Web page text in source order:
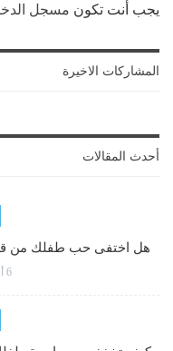
يجب أنت تكون مسجل
المشاركات الاخيرة
أحدث المقالات
هل اختفى حب طفلك من
6 أشهر منذ